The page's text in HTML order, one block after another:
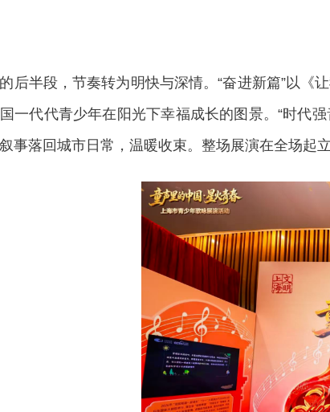
半段，节奏转为明快与深情。“奋进新篇”以《
一代代青少年在阳光下幸福成长的图景。“时代
事落回城市日常，温暖收束。整场展演在全场起